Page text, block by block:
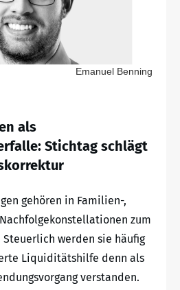
Emanuel Benning
als
Stichtag schlägt
gehören in Familien-,
zum
werden sie häufig
Liquiditätshilfe denn als
verstanden.